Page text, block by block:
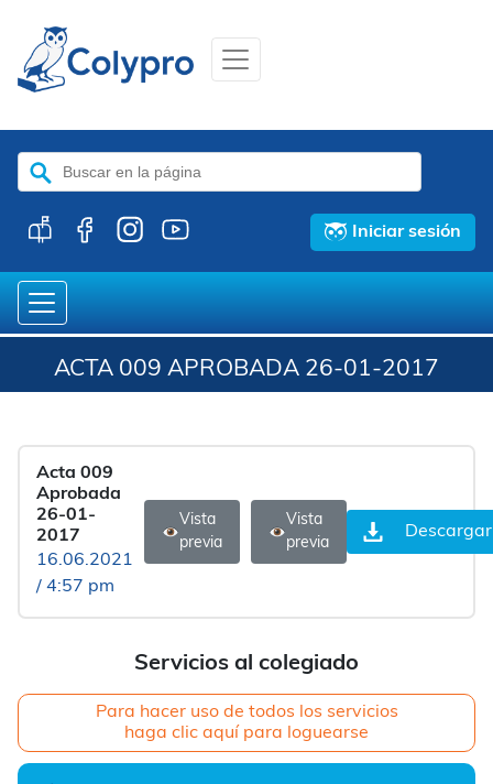
Buscar:
Iniciar sesión
ACTA 009 APROBADA 26-01-2017
Servicios al colegiado
Para hacer uso de todos los servicios
haga clic aquí para loguearse
Acta 009
Aprobada
26-01-
2017
16.06.2021
/ 4:57 pm
Vista
previa
Vista
previa
Descargar